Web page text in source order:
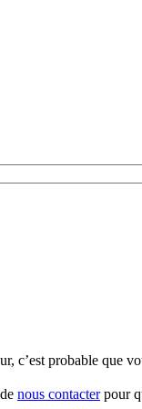
c’est probable que
nous contacterpour